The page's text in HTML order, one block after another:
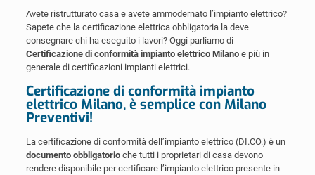
Avete ristrutturato casa e avete ammodernato l’impianto elettrico?
Sapete che la certificazione elettrica obbligatoria la deve
consegnare chi ha eseguito i lavori? Oggi parliamo di
Certificazione di conformità impianto elettrico Milanoe più in
generale di certificazioni impianti elettrici.
Certificazione di conformità impianto
elettrico Milano, è semplice con Milano
Preventivi!
La certificazione di conformità dell’impianto elettrico (DI.CO.) è un
documento obbligatorioche tutti i proprietari di casa devono
rendere disponibile per certificare l’impianto elettrico presente in